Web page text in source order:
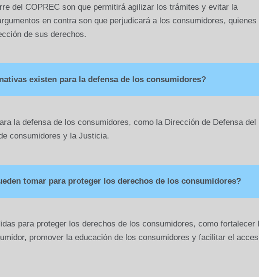
del COPREC son que permitirá agilizar los trámites y evitar la
en contra son que perjudicará a los consumidores, quienes
de sus derechos.
existen para la defensa de los consumidores?
la defensa de los consumidores, como la Dirección de Defensa del
consumidores y la Justicia.
tomar para proteger los derechos de los consumidores?
para proteger los derechos de los consumidores, como fortalecer
promover la educación de los consumidores y facilitar el